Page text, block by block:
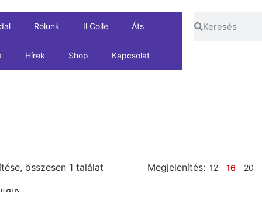
Rólunk Il Colle Áts
Hírek Shop Kapcsolat
összesen 1 találat Megjelenítés: 12 16 20